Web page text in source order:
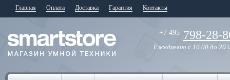
Главная Оплата Доставка Гарантия Контакты
+7 495 798-28-
Ежедневно с 10.00 до